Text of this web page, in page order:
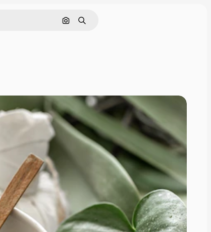
Rechercher par image
Rechercher